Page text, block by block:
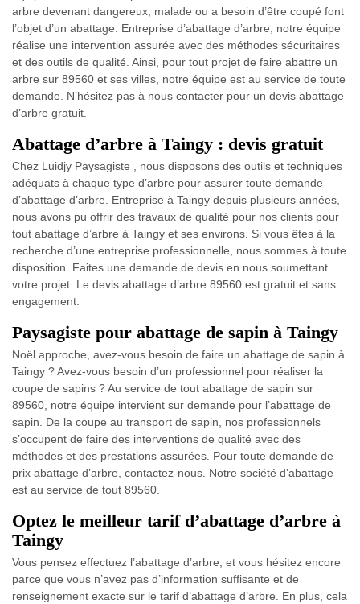
arbre devenant dangereux, malade ou a besoin d’être coupé font
l’objet d’un abattage. Entreprise d’abattage d’arbre, notre équipe
réalise une intervention assurée avec des méthodes sécuritaires
et des outils de qualité. Ainsi, pour tout projet de faire abattre un
arbre sur 89560 et ses villes, notre équipe est au service de toute
demande. N’hésitez pas à nous contacter pour un devis abattage
d’arbre gratuit.
Abattage d’arbre à Taingy : devis gratuit
Chez Luidjy Paysagiste , nous disposons des outils et techniques
adéquats à chaque type d’arbre pour assurer toute demande
d’abattage d’arbre. Entreprise à Taingy depuis plusieurs années,
nous avons pu offrir des travaux de qualité pour nos clients pour
tout abattage d’arbre à Taingy et ses environs. Si vous êtes à la
recherche d’une entreprise professionnelle, nous sommes à toute
disposition. Faites une demande de devis en nous soumettant
votre projet. Le devis abattage d’arbre 89560 est gratuit et sans
engagement.
Paysagiste pour abattage de sapin à Taingy
Noël approche, avez-vous besoin de faire un abattage de sapin à
Taingy ? Avez-vous besoin d’un professionnel pour réaliser la
coupe de sapins ? Au service de tout abattage de sapin sur
89560, notre équipe intervient sur demande pour l’abattage de
sapin. De la coupe au transport de sapin, nos professionnels
s’occupent de faire des interventions de qualité avec des
méthodes et des prestations assurées. Pour toute demande de
prix abattage d’arbre, contactez-nous. Notre société d’abattage
est au service de tout 89560.
Optez le meilleur tarif d’abattage d’arbre à
Taingy
Vous pensez effectuez l’abattage d’arbre, et vous hésitez encore
parce que vous n’avez pas d’information suffisante et de
renseignement exacte sur le tarif d’abattage d’arbre. En plus, cela